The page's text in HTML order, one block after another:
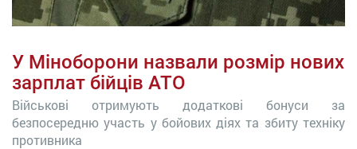
У Міноборони назвали розмір нових
зарплат бійців АТО
Військові отримують додаткові бонуси за
безпосередню участь у бойових діях та збиту техніку
противника